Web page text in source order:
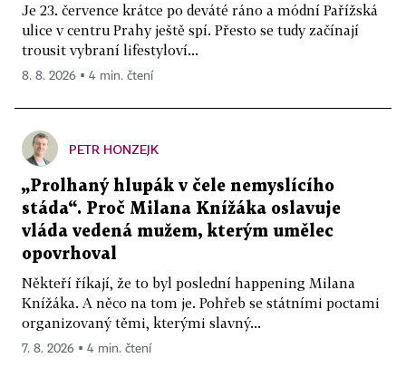
Je 23. července krátce po deváté ráno a módní Pařížská
ulice v centru Prahy ještě spí. Přesto se tudy začínají
trousit vybraní lifestyloví...
8. 8. 2026 ▪ 4 min. čtení
PETR HONZEJK
„Prolhaný hlupák v čele nemyslícího
stáda“. Proč Milana Knížáka oslavuje
vláda vedená mužem, kterým umělec
opovrhoval
Někteří říkají, že to byl poslední happening Milana
Knížáka. A něco na tom je. Pohřeb se státními poctami
organizovaný těmi, kterými slavný...
7. 8. 2026 ▪ 4 min. čtení